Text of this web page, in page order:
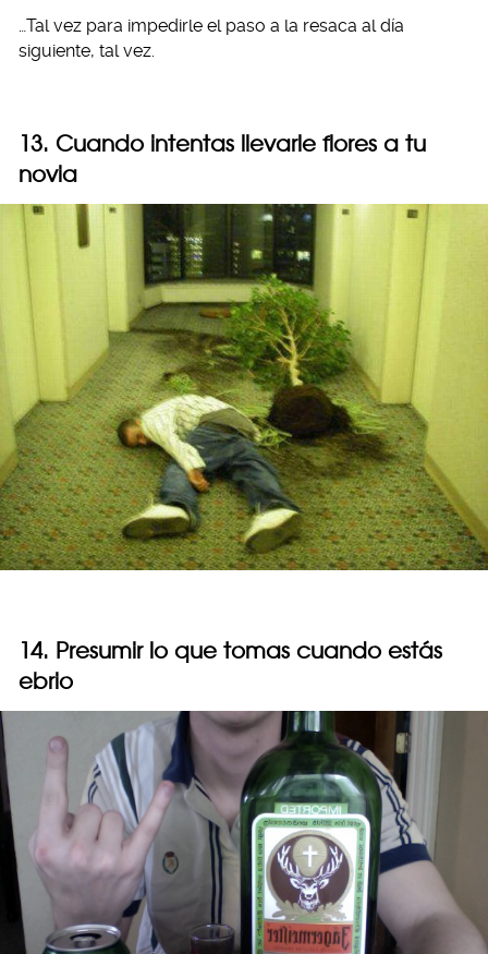
…Tal vez para impedirle el paso a la resaca al día
siguiente, tal vez.
13. Cuando intentas llevarle flores a tu
novia
14. Presumir lo que tomas cuando estás
ebrio